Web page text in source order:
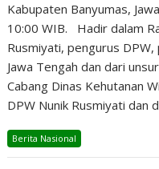
Kabupaten Banyumas,
10:00 WIB. Hadir dalam
Rusmiyati, pengurus
Jawa Tengah dan dari
Cabang Dinas Kehutanan
DPW Nunik Rusmiyati dan
Berita Nasional